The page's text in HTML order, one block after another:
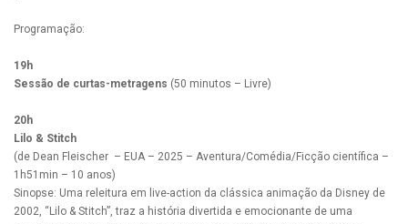
Programação:
19h
Sessão de curtas-metragens (50 minutos – Livre)
20h
Lilo & Stitch
(de Dean Fleischer – EUA – 2025 – Aventura/Comédia/Ficção científica –
1h51min – 10 anos)
Sinopse: Uma releitura em live-action da clássica animação da Disney de
2002, “Lilo & Stitch”, traz a história divertida e emocionante de uma